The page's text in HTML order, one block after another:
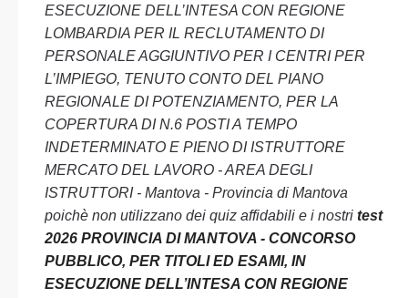
ESECUZIONE DELL’INTESA CON REGIONE
LOMBARDIA PER IL RECLUTAMENTO DI
PERSONALE AGGIUNTIVO PER I CENTRI PER
L’IMPIEGO, TENUTO CONTO DEL PIANO
REGIONALE DI POTENZIAMENTO, PER LA
COPERTURA DI N.6 POSTI A TEMPO
INDETERMINATO E PIENO DI ISTRUTTORE
MERCATO DEL LAVORO - AREA DEGLI
ISTRUTTORI - Mantova - Provincia di Mantova
poichè non utilizzano dei quiz affidabili e i nostri test
2026 PROVINCIA DI MANTOVA - CONCORSO
PUBBLICO, PER TITOLI ED ESAMI, IN
ESECUZIONE DELL’INTESA CON REGIONE